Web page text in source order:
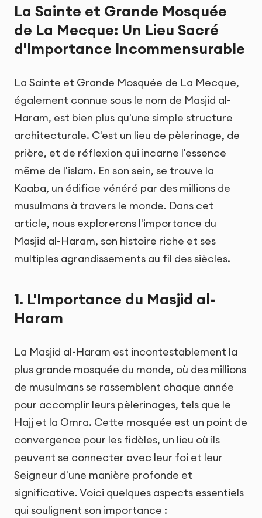
La Sainte et Grande Mosquée
de La Mecque: Un Lieu Sacré
d'Importance Incommensurable
La Sainte et Grande Mosquée de La Mecque,
également connue sous le nom de Masjid al-
Haram, est bien plus qu'une simple structure
architecturale. C'est un lieu de pèlerinage, de
prière, et de réflexion qui incarne l'essence
même de l'islam. En son sein, se trouve la
Kaaba, un édifice vénéré par des millions de
musulmans à travers le monde. Dans cet
article, nous explorerons l'importance du
Masjid al-Haram, son histoire riche et ses
multiples agrandissements au fil des siècles.
1. L'Importance du Masjid al-
Haram
La Masjid al-Haram est incontestablement la
plus grande mosquée du monde, où des millions
de musulmans se rassemblent chaque année
pour accomplir leurs pèlerinages, tels que le
Hajj et la Omra. Cette mosquée est un point de
convergence pour les fidèles, un lieu où ils
peuvent se connecter avec leur foi et leur
Seigneur d'une manière profonde et
significative. Voici quelques aspects essentiels
qui soulignent son importance :